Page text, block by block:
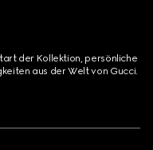
der Kollektion, persönliche
aus der Welt von Gucci.